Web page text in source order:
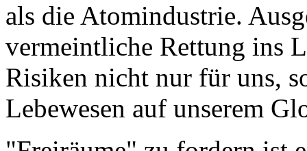
als die Atomindustrie.
vermeintliche Rettung ins
Risiken nicht nur für uns,
Lebewesen auf unserem